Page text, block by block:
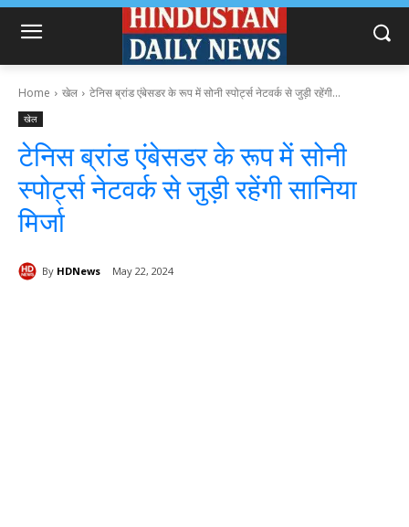
Home खेल टेनिस ब्रांड एंबेसडर के रूप में सोनी स्पोर्ट्स नेटवर्क से जुड़ी रहेंगी...
खेल
टेनिस ब्रांड एंबेसडर के रूप में सोनी
स्पोर्ट्स नेटवर्क से जुड़ी रहेंगी सानिया
मिर्जा
By HDNews May 22, 2024